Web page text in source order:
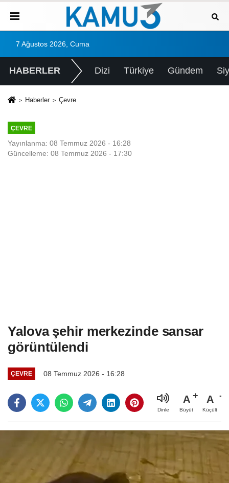
7 Ağustos 2026, Cuma
HABERLER Dizi Türkiye Gündem
Haberler Çevre
ÇEVRE
Yayınlanma: 08 Temmuz 2026 - 16:28
Güncelleme: 08 Temmuz 2026 - 17:30
Yalova şehir merkezinde sansar
görüntülendi
ÇEVRE 08 Temmuz 2026 - 16:28
Dinle
A
Büyüt
A
Küçült